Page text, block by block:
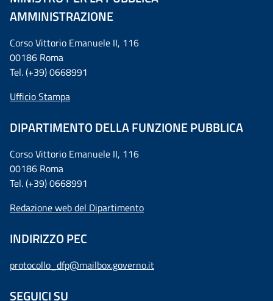
AMMINISTRAZIONE
Corso Vittorio Emanuele II, 116
00186 Roma
Tel. (+39) 0668991
Ufficio Stampa
DIPARTIMENTO DELLA FUNZIONE PUBBLICA
Corso Vittorio Emanuele II, 116
00186 Roma
Tel. (+39) 0668991
Redazione web del Dipartimento
INDIRIZZO PEC
protocollo_dfp@mailbox.governo.it
SEGUICI SU